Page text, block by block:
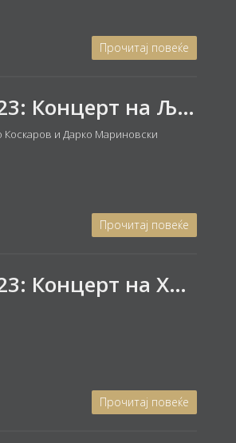
Прочитај повеќе
ЗЛАТНА ЛИРА 2023: Концерт на Љупчо Коскаров - труба и Дарко Мариновски - пијано
Коскаров и Дарко Мариновски
Прочитај повеќе
ЗЛАТНА ЛИРА 2023: Концерт на ХАЈДИ ЕЛЗЕСЕР - пијано
Прочитај повеќе